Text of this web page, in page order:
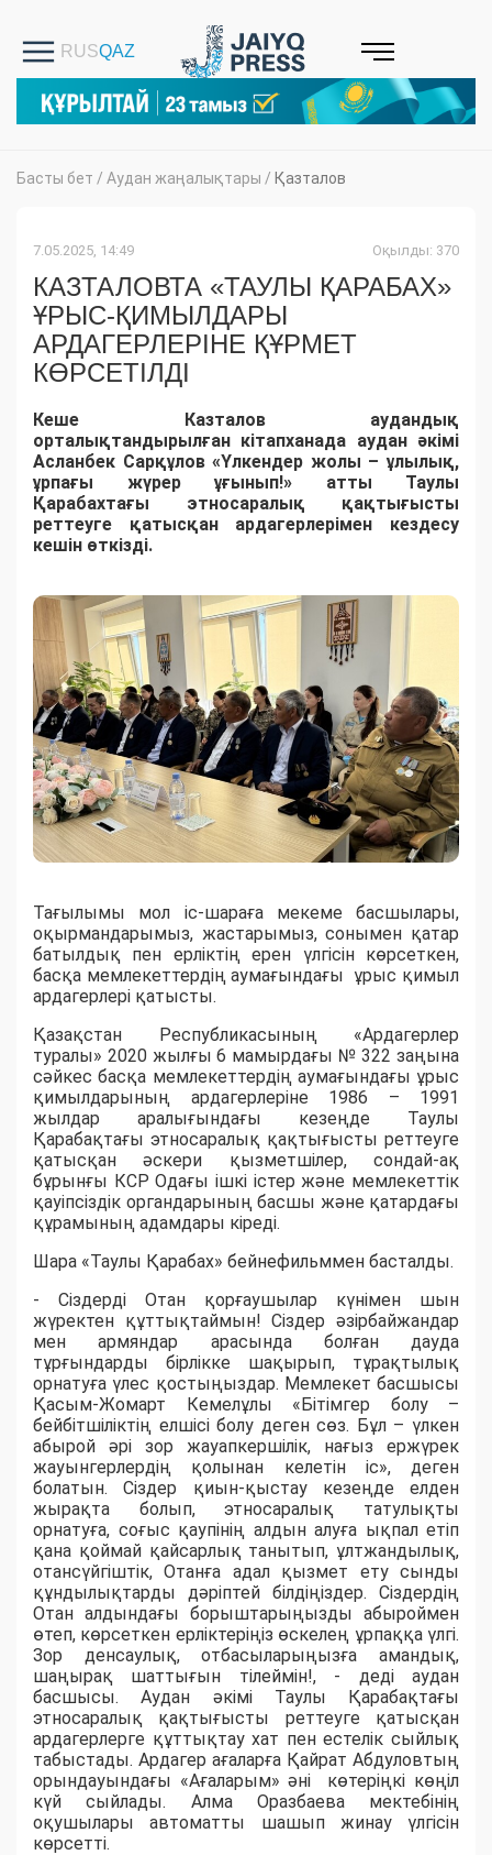
Басты бет / Аудан жаңалықтары / Қазталов
7.05.2025, 14:49 Оқылды: 370
КАЗТАЛОВТА «ТАУЛЫ ҚАРАБАХ»
ҰРЫС-ҚИМЫЛДАРЫ
АРДАГЕРЛЕРІНЕ ҚҰРМЕТ
КӨРСЕТІЛДІ
Кеше Казталов аудандық
орталықтандырылған кітапханада аудан әкімі
Асланбек Сарқұлов «Үлкендер жолы – ұлылық,
ұрпағы жүрер ұғынып!» атты Таулы
Қарабахтағы этносаралық қақтығысты
реттеуге қатысқан ардагерлерімен кездесу
кешін өткізді.
Тағылымы мол іс-шараға мекеме басшылары,
оқырмандарымыз, жастарымыз, сонымен қатар
батылдық пен ерліктің ерен үлгісін көрсеткен,
басқа мемлекеттердің аумағындағы ұрыс қимыл
ардагерлері қатысты.
Қазақстан Республикасының «Ардагерлер
туралы» 2020 жылғы 6 мамырдағы № 322 заңына
сәйкес басқа мемлекеттердiң аумағындағы ұрыс
қимылдарының ардагерлеріне 1986 – 1991
жылдар аралығындағы кезеңде Таулы
Қарабақтағы этносаралық қақтығысты реттеуге
қатысқан әскери қызметшілер, сондай-ақ
бұрынғы КСР Одағы ішкі істер және мемлекеттік
қауіпсіздік органдарының басшы және қатардағы
құрамының адамдары кіреді.
Шара «Таулы Қарабах» бейнефильммен басталды.
- Сіздерді Отан қорғаушылар күнімен шын
жүректен құттықтаймын! Сіздер әзірбайжандар
мен армяндар арасында болған дауда
тұрғындарды бірлікке шақырып, тұрақтылық
орнатуға үлес қостыңыздар. Мемлекет басшысы
Қасым-Жомарт Кемелұлы «Бітімгер болу –
бейбітшіліктің елшісі болу деген сөз. Бұл – үлкен
абырой әрі зор жауапкершілік, нағыз ержүрек
жауынгерлердің қолынан келетін іс», деген
болатын. Сіздер қиын-қыстау кезеңде елден
жырақта болып, этносаралық татулықты
орнатуға, соғыс қаупінің алдын алуға ықпал етіп
қана қоймай қайсарлық танытып, ұлтжандылық,
отансүйгіштік, Отанға адал қызмет ету сынды
құндылықтарды дәріптей білдіңіздер. Сіздердің
Отан алдындағы борыштарыңызды абыроймен
өтеп, көрсеткен ерліктеріңіз өскелең ұрпаққа үлгі.
Зор денсаулық, отбасыларыңызға амандық,
шаңырақ шаттығын тілеймін!, - деді аудан
басшысы. Аудан әкімі Таулы Қарабақтағы
этносаралық қақтығысты реттеуге қатысқан
ардагерлерге құттықтау хат пен естелік сыйлық
табыстады. Ардагер ағаларға Қайрат Абдуловтың
орындауындағы «Ағаларым» әні көтеріңкі көңіл
күй сыйлады. Алма Оразбаева мектебінің
оқушылары автоматты шашып жинау үлгісін
көрсетті.